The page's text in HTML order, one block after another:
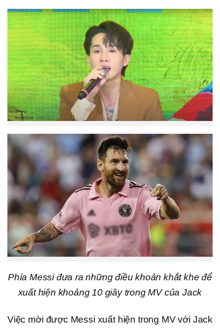
Phía Messi đưa ra những điều khoản khắt khe để
xuất hiện khoảng 10 giây trong MV của Jack
Việc mời được Messi xuất hiện trong MV với Jack